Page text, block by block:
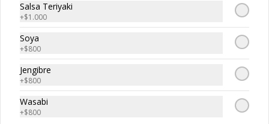
$3.150
-30%
Sake maki
Salmon, palta
Salsa Teriyaki
+$1.000
Soya
+$800
Jengibre
+$800
Wasabi
+$800